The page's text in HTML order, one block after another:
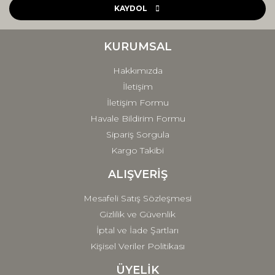
Ürün açıklamasında eksik bilgiler bulunuyor.
Ürün fiyatı diğer sitelerden daha pahalı.
Gönder
KAYDOL
KURUMSAL
Hakkımızda
İletişim
İletişim Formu
Havale Bildirim Formu
Sipariş Sorgula
Kargo Takibi
ALIŞVERİŞ
Mesafeli Satış Sözleşmesi
Gizlilik ve Güvenlik
İptal ve İade Şartları
Kişisel Veriler Politikası
ÜYELİK